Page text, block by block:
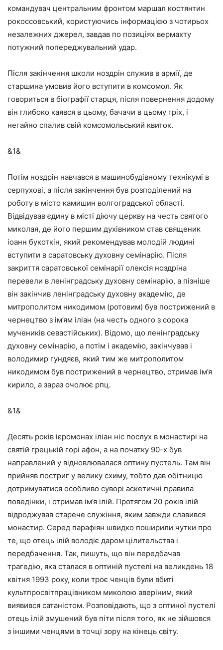
командувач центральним фронтом маршал костянтин
рокоссовський, користуючись інформацією з чотирьох
незалежних джерел, завдав по позиціях вермахту
потужний попереджувальний удар.
Після закінчення школи ноздрін служив в армії, де
старшина умовив його вступити в комсомол. Як
говориться в біографії старця, після повернення додому
він глибоко каявся в цьому, бачачи в цьому гріх, і
негайно спалив свій комсомольський квиток.
&1&
Потім ноздрін навчався в машинобудівному технікумі в
серпухові, а після закінчення був розподілений на
роботу в місто камишин волгоградської області.
Відвідував єдину в місті діючу церкву на честь святого
миколая, де його першим духівником став священик
іоанн букоткін, який рекомендував молодій людині
вступити в саратовську духовну семінарію. Після
закриття саратовської семінарії олексія ноздріна
перевели в ленінградську духовну семінарію, а пізніше
він закінчив ленінградську духовну академію, де
митрополитом никодимом (ротовим) був пострижений в
чернецтво з ім’ям іліан (на честь одного з сорока
мучеників севастійських). Відомо, що ленінградську
духовну семінарію, а потім і академію, закінчував і
володимир гундяєв, який тим же митрополитом
никодимом був пострижений в чернецтво, отримав ім’я
кирило, а зараз очолює рпц.
&1&
Десять років ієромонах іліан ніс послух в монастирі на
святій грецькій горі афон, а на початку 90-х був
направлений у відновлювалася оптину пустель. Там він
прийняв постриг у велику схиму, тобто дав обітницю
дотримуватися особливо суворі аскетичні правила
поведінки, і отримав ім’я ілій. Протягом 20 років ілій
відроджував старече служіння, яким завжди славився
монастир. Серед парафіян швидко поширили чутки про
те, що отець ілій володіє даром цілительства і
передбачення. Так, пишуть, що він передбачав
трагедію, яка сталася в оптиній пустелі на великдень 18
квітня 1993 року, коли троє ченців були вбиті
культпросвітпрацівником миколою аверіним, який
виявився сатаністом. Розповідають, що з оптиної пустелі
отець ілій змушений був піти після того, як не зійшовся
з іншими ченцями в точці зору на кінець світу.